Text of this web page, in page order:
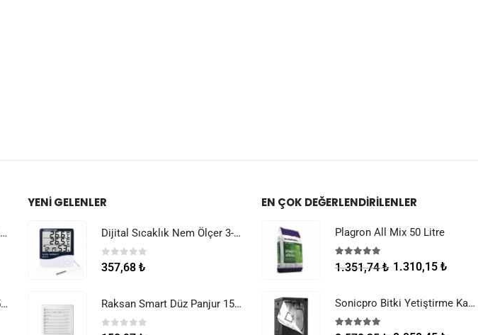
Dijital Sıcaklık Nem Ölçer 3-1 Sensör Kablolu
Raksan Smart Düz Panjur 150 mm Sinek Telli
YENI GELENLER
Dijital Sıcaklık Nem Ölçer 3-1 Sensör Kablolu
05 üzerinden
357,68 ₺
Raksan Smart Düz Panjur 150 mm Sinek Telli
0 5 üzerinden
EN ÇOK DEĞERLENDIRILENLER
Plagron All Mix 50 Litre
5.005 üzerinden
1.351,74₺ 1.310,15 ₺
Sonicpro Bitki Yetiştirme Kabini 100x100x200
5.005 üzerinden